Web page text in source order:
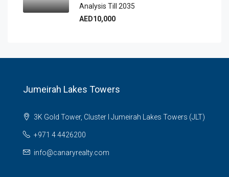
Analysis Till 2035
AED10,000
Jumeirah Lakes Towers
3K Gold Tower, Cluster I Jumeirah Lakes Towers (JLT)
+971 4 4426200
info@canaryrealty.com